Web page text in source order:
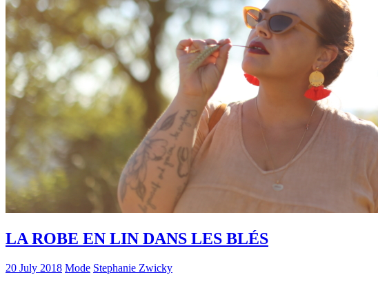
LA ROBE EN LIN DANS LES BLÉS
20 July 2018 Mode Stephanie Zwicky